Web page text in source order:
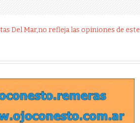
Del Mar,no refleja las opiniones de este